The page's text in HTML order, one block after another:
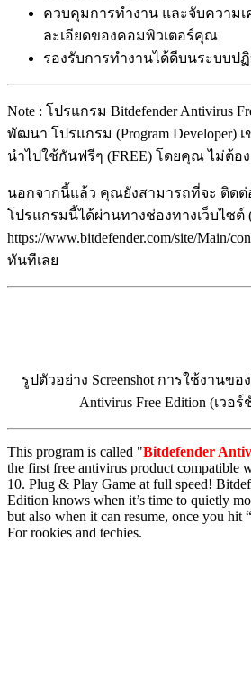
ควบคุมการทำงาน และจับความ
ละเอียดของคอมพิวเตอร์คุณ
รองรับการทำงานได้ดีบนระบบปฏิ
Note : โปรแกรม Bitdefender Antivirus
พัฒนา โปรแกรม (Program Developer)
นำไปใช้กันฟรีๆ (FREE) โดยคุณ ไม่ต้อ
นอกจากนี้แล้ว คุณยังสามารถที่จะ ติด
โปรแกรมนี้ได้ผ่านทางช่องทางเว็บไซต์
https://www.bitdefender.com/site/Main/
ทันทีเลย
รูปตัวอย่าง Screenshot การใช้งานขอ
Antivirus Free Edition (เว
This program is called "Bitdefender
the first free antivirus product compatible
10. Plug & Play Game at full speed!
Edition knows when it’s time to quietly
but also when it can resume, once you
For rookies and techies.